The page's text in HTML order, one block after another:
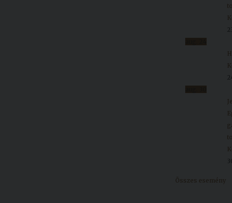
Összes esemény